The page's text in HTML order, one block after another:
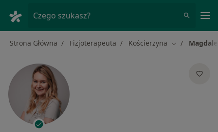
Czego szukasz?
Strona Główna Fizjoterapeuta Kościerzyna Zmień miasto